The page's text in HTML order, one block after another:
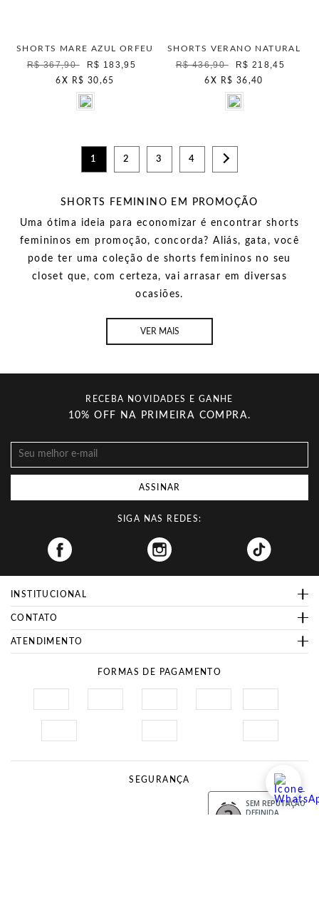
SHORTS MARE AZUL ORFEU
R$ 367,90 R$ 183,95
6 X R$ 30,65
SHORTS VERANO NATURAL
R$ 436,90 R$ 218,45
6 X R$ 36,40
1 2 3 4
SHORTS FEMININO EM PROMOÇÃO
Uma ótima ideia para economizar é encontrar shorts
femininos em promoção, concorda? Aliás, gata, você
pode ter uma coleção de shorts femininos no seu
closet que, com certeza, vai arrasar em diversas
ocasiões.
VER MAIS
RECEBA NOVIDADES E GANHE
10% OFF NA PRIMEIRA COMPRA.
ASSINAR
SIGA NAS REDES:
Facebook
INSTITUCIONAL
CONTATO
ATENDIMENTO
FORMAS DE PAGAMENTO
SEGURANÇA
SEM REPUTAÇÃO
DEFINIDA